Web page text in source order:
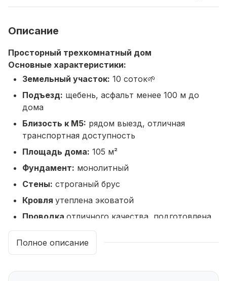
Описание
Просторный трехкомнатный дом
Основные характеристики:
Земельный участок: 10 соток🌱
Подъезд: щебень, асфальт менее 100 м до
дома
Близость к М5: рядом выезд, отличная
транспортная доступность
Площадь дома: 105 м²
Фундамент: монолитный
Стены: строганый брус
Кровля утеплена эковатой
Проводка отличного качества, подготовлена
для современных электропотребителей
Планировка и внутренние помещения:
3 спальни: 2 по 9 м² и 12 м²
Большой санузел-постирочная: 9 м² (ванна,
Полное описание